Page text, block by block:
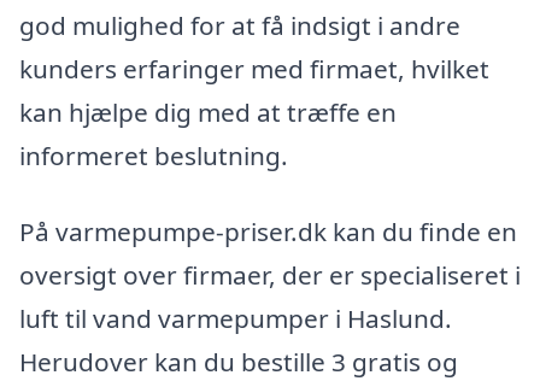
god mulighed for at få indsigt i andre
kunders erfaringer med firmaet, hvilket
kan hjælpe dig med at træffe en
informeret beslutning.
På varmepumpe-priser.dk kan du finde en
oversigt over firmaer, der er specialiseret i
luft til vand varmepumper i Haslund.
Herudover kan du bestille 3 gratis og